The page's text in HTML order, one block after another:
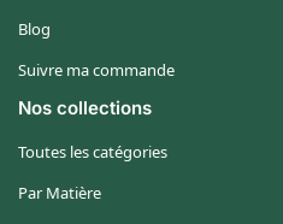
Blog
Suivre ma commande
Nos collections
Toutes les catégories
Par Matière